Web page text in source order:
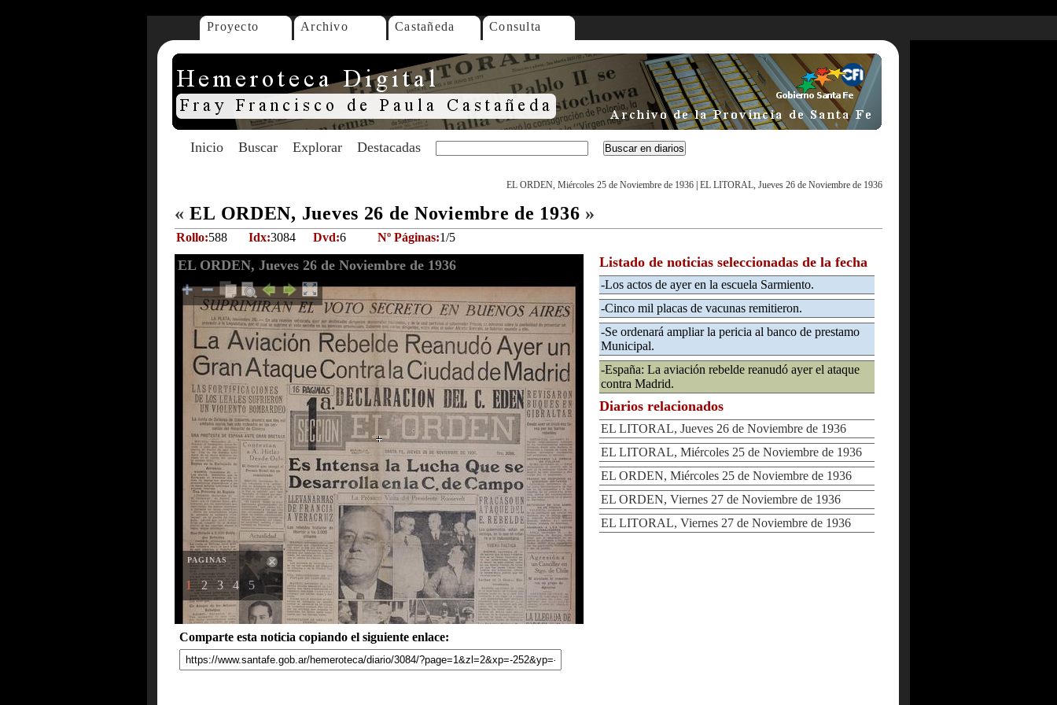
Proyecto Archivo Castañeda Consulta
Inicio Buscar Explorar Destacadas
EL ORDEN, Miércoles 25 de Noviembre de 1936 EL LITORAL, Jueves 26 de Noviembre de 1936
« EL ORDEN, Jueves 26 de Noviembre de 1936 »
Rollo:588 Idx:3084 Dvd:6 Nº Páginas:1/5
EL ORDEN, Jueves 26 de Noviembre de 1936
PAGINAS
1 2 3 4 5
Comparte esta noticia copiando el siguiente enlace:
Listado de noticias seleccionadas de la fecha
-Los actos de ayer en la escuela Sarmiento.
-Cinco mil placas de vacunas remitieron.
-Se ordenará ampliar la pericia al banco de prestamo
Municipal.
-España: La aviación rebelde reanudó ayer el ataque
contra Madrid.
Diarios relacionados
EL LITORAL, Jueves 26 de Noviembre de 1936
EL LITORAL, Miércoles 25 de Noviembre de 1936
EL ORDEN, Miércoles 25 de Noviembre de 1936
EL ORDEN, Viernes 27 de Noviembre de 1936
EL LITORAL, Viernes 27 de Noviembre de 1936